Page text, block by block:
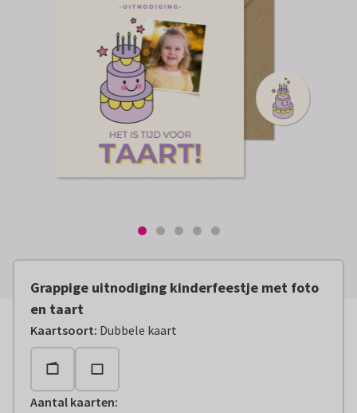
Grappige uitnodiging kinderfeestje met foto
en taart
Kaartsoort: Dubbele kaart
Aantal kaarten: